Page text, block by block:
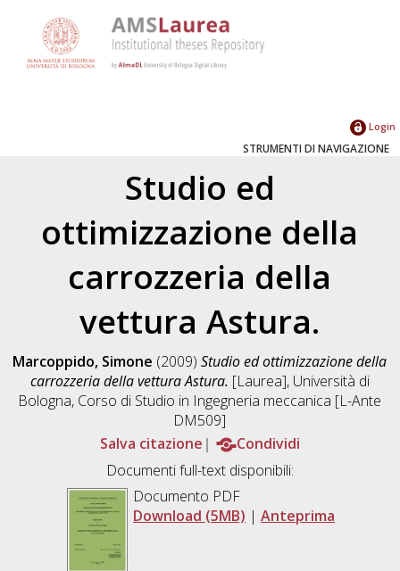
Login
STRUMENTI DI NAVIGAZIONE
Studio ed
ottimizzazione della
carrozzeria della
vettura Astura.
Marcoppido, Simone (2009)Studio ed ottimizzazione della
carrozzeria della vettura Astura. [Laurea], Università di
Bologna, Corso di Studio in Ingegneria meccanica [L-Ante
DM509]
Salva citazione
Condividi
Documenti full-text disponibili:
Documento PDF
Download (5MB) | Anteprima